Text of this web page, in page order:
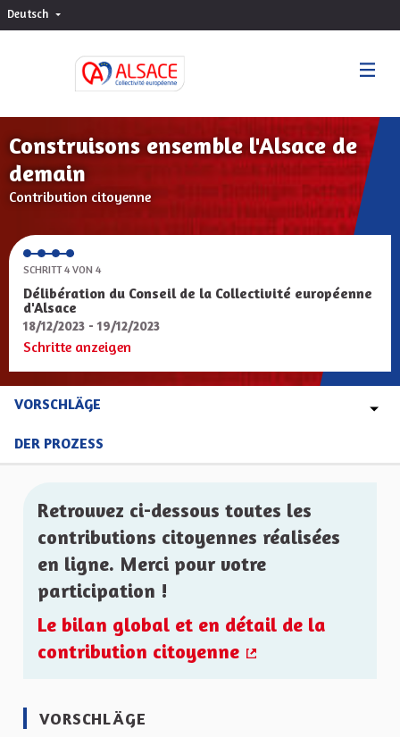
Deutsch Choisir la langue
Construisons ensemble l'Alsace de
demain
Contribution citoyenne
SCHRITT 4 VON 4
Délibération du Conseil de la Collectivité européenne
d'Alsace
18/12/2023 - 19/12/2023
Schritte anzeigen
VORSCHLÄGE
DER PROZESS
Retrouvez ci-dessous toutes les
contributions citoyennes réalisées
en ligne. Merci pour votre
participation !
Le bilan global et en détail de la
contribution citoyenne
VORSCHLÄGE